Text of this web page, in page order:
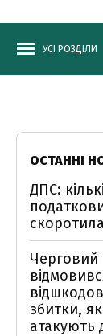
УСІ РОЗДІЛИ
ОСТАННІ
ДПС:
Черговий
збитки,
атакують